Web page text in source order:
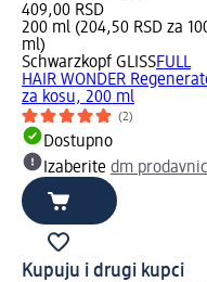
409,00 RSD
200 ml (204,50 RSD za
ml)
Schwarzkopf GLISSFULL
HAIR WONDER
za kosu, 200 ml
(2)
Dostupno
Izaberite dm
Kupuju i drugi kupci